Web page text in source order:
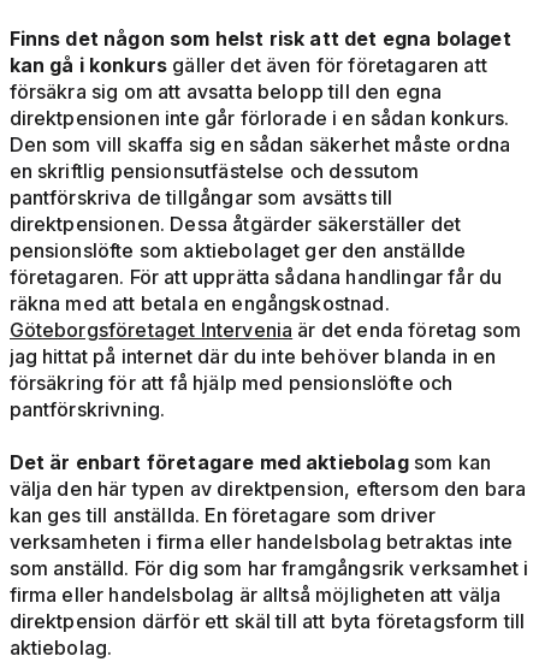
Finns det någon som helst risk att det egna bolaget
kan gå i konkurs gäller det även för företagaren att
försäkra sig om att avsatta belopp till den egna
direktpensionen inte går förlorade i en sådan konkurs.
Den som vill skaffa sig en sådan säkerhet måste ordna
en skriftlig pensionsutfästelse och dessutom
pantförskriva de tillgångar som avsätts till
direktpensionen. Dessa åtgärder säkerställer det
pensionslöfte som aktiebolaget ger den anställde
företagaren. För att upprätta sådana handlingar får du
räkna med att betala en engångskostnad.
Göteborgsföretaget Intervenia är det enda företag som
jag hittat på internet där du inte behöver blanda in en
försäkring för att få hjälp med pensionslöfte och
pantförskrivning.
Det är enbart företagare med aktiebolagsom kan
välja den här typen av direktpension, eftersom den bara
kan ges till anställda. En företagare som driver
verksamheten i firma eller handelsbolag betraktas inte
som anställd. För dig som har framgångsrik verksamhet i
firma eller handelsbolag är alltså möjligheten att välja
direktpension därför ett skäl till att byta företagsform till
aktiebolag.